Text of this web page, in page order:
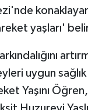
yaşları'
uygun
Yaşını Öğren,